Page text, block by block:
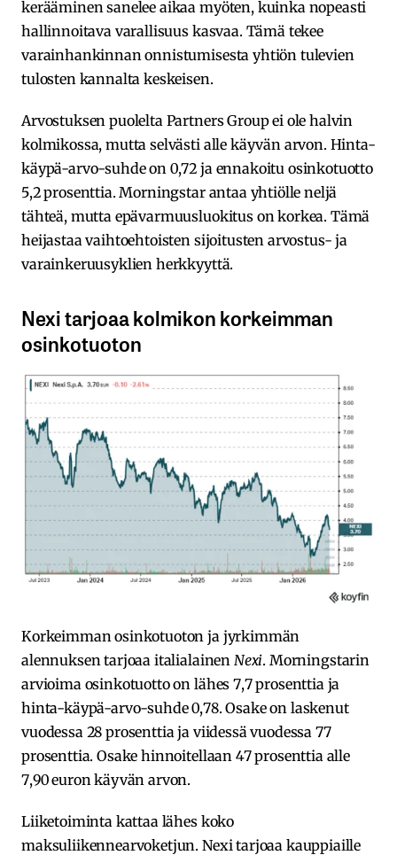
kerääminen sanelee aikaa myöten, kuinka nopeasti
hallinnoitava varallisuus kasvaa. Tämä tekee
varainhankinnan onnistumisesta yhtiön tulevien
tulosten kannalta keskeisen.
Arvostuksen puolelta Partners Group ei ole halvin
kolmikossa, mutta selvästi alle käyvän arvon. Hinta-
käypä-arvo-suhde on 0,72 ja ennakoitu osinkotuotto
5,2 prosenttia. Morningstar antaa yhtiölle neljä
tähteä, mutta epävarmuusluokitus on korkea. Tämä
heijastaa vaihtoehtoisten sijoitusten arvostus- ja
varainkeruusyklien herkkyyttä.
Nexi tarjoaa kolmikon korkeimman
osinkotuoton
Korkeimman osinkotuoton ja jyrkimmän
alennuksen tarjoaa italialainen Nexi. Morningstarin
arvioima osinkotuotto on lähes 7,7 prosenttia ja
hinta-käypä-arvo-suhde 0,78. Osake on laskenut
vuodessa 28 prosenttia ja viidessä vuodessa 77
prosenttia. Osake hinnoitellaan 47 prosenttia alle
7,90 euron käyvän arvon.
Liiketoiminta kattaa lähes koko
maksuliikennearvoketjun. Nexi tarjoaa kauppiaille